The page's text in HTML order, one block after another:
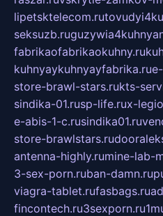
lipetsktelecom.ru
seksuzb.ru
fabrikaofabrikaokuhny.ru
kuhnyaykuhnyayfabrika.ru
store-brawl-stars.rukts-
sindika-01.rusp-life.rux-
e-abis-1-c.rusindika01.ru
store-brawlstars.ru
antenna-highly.rumine-lab-
3-sex-porn.ruban-damn.ru
viagra-tablet.rufasbags.ru
fincontech.ru3sexporn.ru